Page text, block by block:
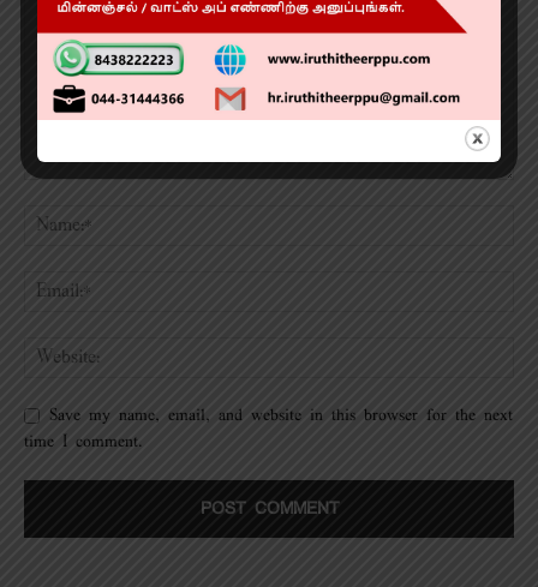
Save my name, email, and website in this browser for the next
time I comment.